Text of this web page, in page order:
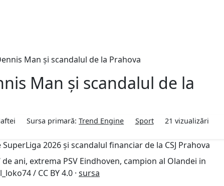
Man și scandalul de la Prahova
Man și scandalul de la
Sursa primară:Trend Engine Sport 21 vizualizări
ani, extrema PSV Eindhoven, campion al Olandei in
/ CC BY 4.0 · sursa